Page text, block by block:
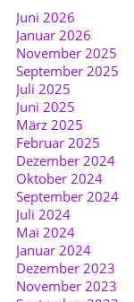
Juni 2026
Januar 2026
November 2025
September 2025
Juli 2025
Juni 2025
März 2025
Februar 2025
Dezember 2024
Oktober 2024
September 2024
Juli 2024
Mai 2024
Januar 2024
Dezember 2023
November 2023